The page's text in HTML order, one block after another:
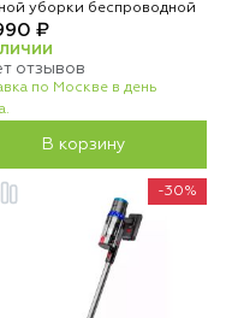
уборки беспроводной
₽
отзывов
по Москве в день
В корзину
-30%